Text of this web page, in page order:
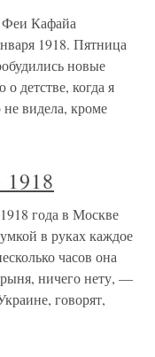
Феи Кафайа
1918. Пятница
новые
детстве, когда я
видела, кроме
года в Москве
в руках каждое
часов она
ничего нету, —
говорят,